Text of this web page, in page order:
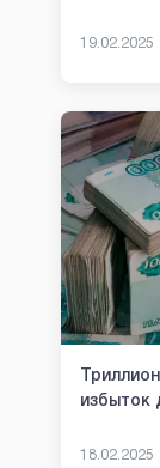
19.02.2025
избыток
18.02.2025